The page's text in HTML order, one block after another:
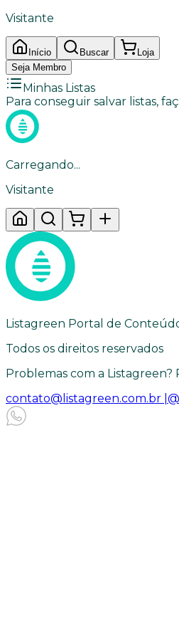
Visitante
Início Buscar
Loja
Seja Membro
Minhas Listas
Para conseguir salvar listas,
Carregando...
Visitante
Listagreen Portal de Conteúdo
Todos os direitos reservados
Problemas com a Listagreen?
contato@listagreen.com.br |